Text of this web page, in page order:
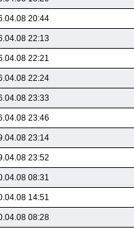
20:44
22:13
22:21
22:24
23:33
23:46
23:14
23:52
08:31
14:51
08:28